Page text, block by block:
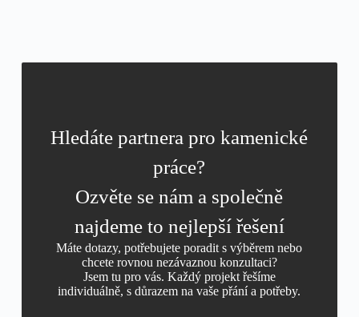
Hledáte partnera pro kamenické
práce?
Ozvěte se nám a společně
najdeme to nejlepší řešení
Máte dotazy, potřebujete poradit s výběrem nebo
chcete rovnou nezávaznou konzultaci?
Jsem tu pro vás. Každý projekt řešíme
individuálně, s důrazem na vaše přání a potřeby.